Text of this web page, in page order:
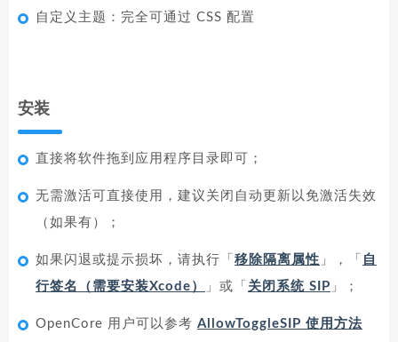
自定义主题：完全可通过 CSS 配置
安装
直接将软件拖到应用程序目录即可；
无需激活可直接使用，建议关闭自动更新以免激活失效
（如果有）；
如果闪退或提示损坏，请执行「 移除隔离属性 」，「 自
行签名（需要安装Xcode）
」或「 关闭系统 SIP 」；
OpenCore 用户可以参考 AllowToggleSIP 使用方法